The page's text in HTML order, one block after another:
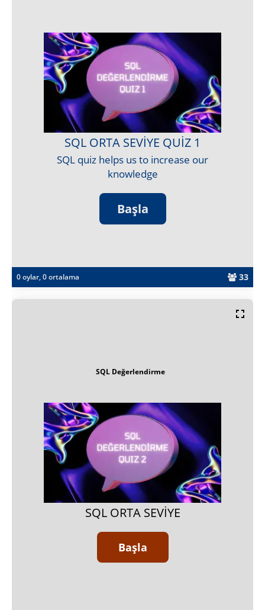
0 oylar, 0 ortalama 33
SQL ORTA SEVIYE QUIZ 1
SQL quiz helps us to increase our
knowledge
SQL Değerlendirme
SQL ORTA SEVIYE